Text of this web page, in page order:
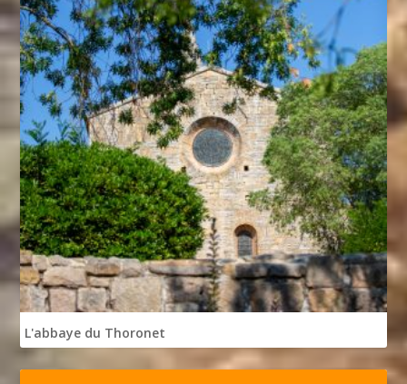
L'abbaye du Thoronet